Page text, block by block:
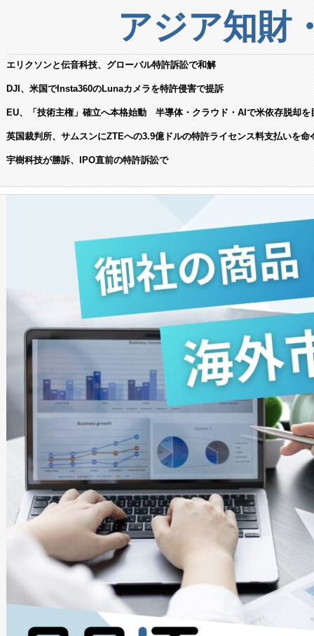
アジア知財
エリクソンと伝音科技、グローバル特許訴訟で和解
DJI、米国でInsta360のLunaカメラを特許侵害で提訴
EU、「技術主権」確立へ本格始動 半導体・クラウド・AIで米依存脱却を
英国裁判所、サムスンにZTEへの3.9億ドルの特許ライセンス料支払いを命
宇樹科技が勝訴、IPO直前の特許訴訟で